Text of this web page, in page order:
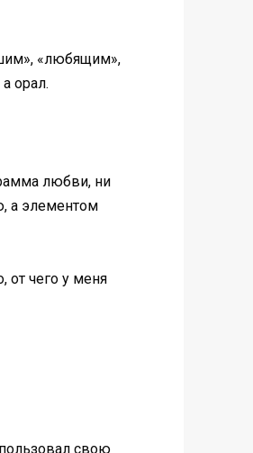
«любящим»,
орал.
любви, ни
а элементом
от чего у меня
свою